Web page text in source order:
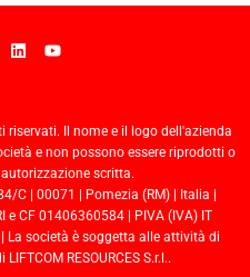
Il nome e il logo dell'azienda
e non possono essere riprodotti o
scritta.
C | 00071 | Pomezia (RM) | Italia |
e CF 01406360584 | PIVA (IVA) IT
La società è soggetta alle attività di
RESOURCES S.r.l..